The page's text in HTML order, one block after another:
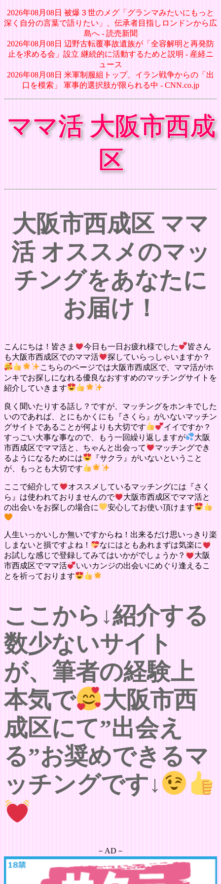
2026年08月08日 被爆３世のメグ「グランマみたいにもっと
深く自分の言葉で語りたい」、伝承者目指しロンドンから広
島へ - 読売新聞
2026年08月08日 辺野古転覆事故遺族が「全容解明と再発防
止を求める会」設立 継続的に活動するためと説明 - 産経ニ
ュース
2026年08月08日 米軍制服組トップ、イラン戦争からの「出
口を模索」 軍事的選択肢が限られる中 - CNN.co.jp
ママ活 大阪市西成
区
大阪市西成区 ママ
活 オススメのマッ
チングをあなたに
お届け！
こんにちは！皆さま 今日も一日お疲れ様でした
皆さん
も大阪市西成区でのママ活
探していらっしゃいますか？
こちらのページでは大阪市西成区で、ママ活がホ
ンキでお探しになれる優良なおすすめのマッチングサイトを
紹介していきます
良く聞いたりする話し？ですが、マッチングをホンキでした
いのであれば、とにもかくにも『さくら』がいないマッチン
グサイトであることが何よりも大切です
イイですか？
すっごい大事な事なので、もう一回繰り返しますが
大阪
市西成区でママ活と、ちゃんと出会って
マッチングでき
るようになるためには
『サクラ』がいないということ
が、もっとも大切です
ここで紹介して
オススメしているマッチングには『さく
ら』は使われておりませんので
大阪市西成区でママ活と
の出会いをお探しの場合に
安心してお使い頂けます
人生いっかいしか無いですからね！出来るだけ思いっきり楽
しまないと損ですよね！
なにはともあれまずは気楽に
お試しな感じで登録してみてはいかがでしょうか？
大阪
市西成区でママ活
いいカンジの出会いにめぐり逢えるこ
とを祈っております
ここから↓紹介する
数少ないサイト
が、筆者の経験上
本気で
大阪市西
成区にて”出会え
る”お奨めできるマ
ッチングです↓
－AD－